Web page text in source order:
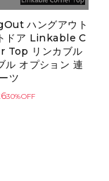
ハングアウト
ドア Linkable C
Top リンカブル
ル オプション 連
ツ
30%OFF